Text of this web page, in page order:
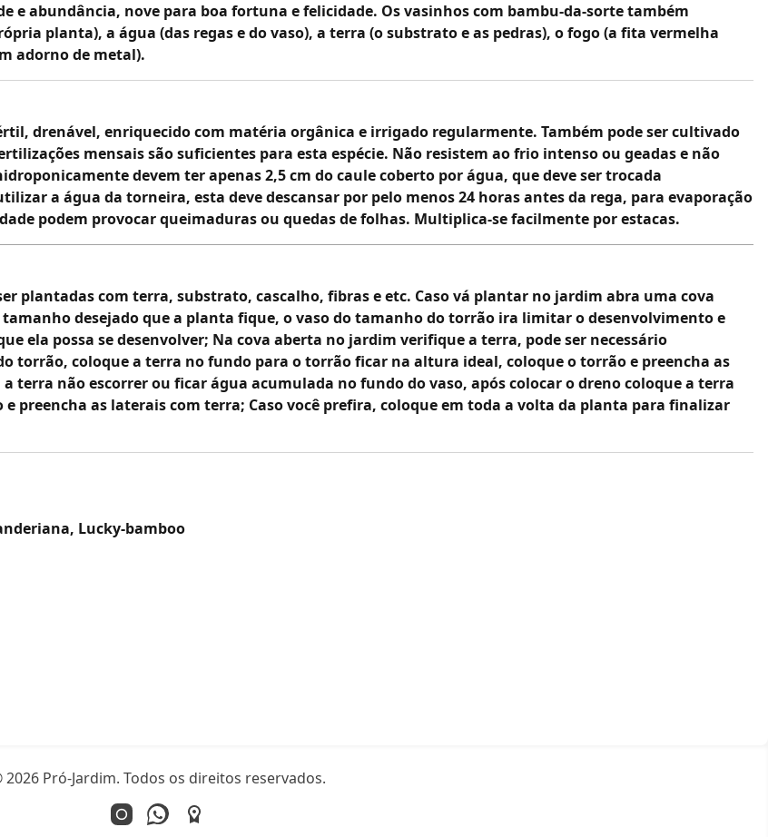
e abundância, nove para boa fortuna e felicidade. Os vasinhos com bambu-da-sorte também
planta), a água (das regas e do vaso), a terra (o substrato e as pedras), o fogo (a fita vermelha
adorno de metal).
drenável, enriquecido com matéria orgânica e irrigado regularmente. Também pode ser cultivado
mensais são suficientes para esta espécie. Não resistem ao frio intenso ou geadas e não
devem ter apenas 2,5 cm do caule coberto por água, que deve ser trocada
a água da torneira, esta deve descansar por pelo menos 24 horas antes da rega, para evaporação
podem provocar queimaduras ou quedas de folhas. Multiplica-se facilmente por estacas.
plantadas com terra, substrato, cascalho, fibras e etc. Caso vá plantar no jardim abra uma cova
desejado que a planta fique, o vaso do tamanho do torrão ira limitar o desenvolvimento e
ela possa se desenvolver; Na cova aberta no jardim verifique a terra, pode ser necessário
coloque a terra no fundo para o torrão ficar na altura ideal, coloque o torrão e preencha as
terra não escorrer ou ficar água acumulada no fundo do vaso, após colocar o dreno coloque a terra
preencha as laterais com terra; Caso você prefira, coloque em toda a volta da planta para finalizar
Lucky-bamboo
2026 Pró-Jardim. Todos os direitos reservados.